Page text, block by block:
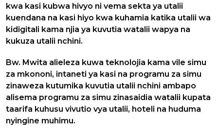
kwa kasi kubwa hivyo ni vema sekta ya utalii
kuendana na kasi hiyo kwa kuhamia katika utalii wa
kidigitali kama njia ya kuvutia watalii wapya na
kukuza utalii nchini.
Bw. Mwita alieleza kuwa teknolojia kama vile simu
za mkononi, intaneti ya kasi na programu za simu
zinaweza kutumika kuvutia utalii nchini ambapo
alisema programu za simu zinasaidia watalii kupata
taarifa kuhusu vivutio vya utalii, hoteli na huduma
nyingine muhimu.